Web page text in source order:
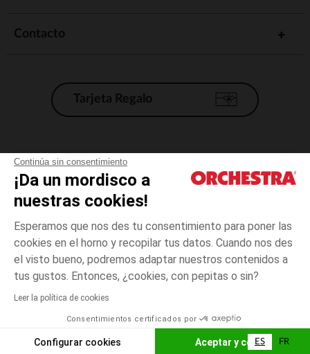
Continúa sin consentimiento
¡Da un mordisco a
nuestras cookies!
Esperamos que nos des tu consentimiento para poner las
cookies en el horno y recopilar tus datos. Cuando nos des
el visto bueno, podremos adaptar nuestros contenidos a
tus gustos. Entonces, ¿cookies, con pepitas o sin?
Leer la política de cookies
Consentimientos certificados por
Configurar cookies Aceptar y cerrar
Crudo
El pago medidante
AÑADIR A LA CESTA
Contacto
Tarjeta Regalo
Condiciones generales de venta
Aviso Legal
*Condiciones de las ofertas actuales
Gestión de las cookies
Accesibilidad: no conforme
Orchestra adhiere al código de ética de la Federación Francesa de comercio
electrónico y venta a distancia (FEVAD) y al sistema de mediación de
ES FR